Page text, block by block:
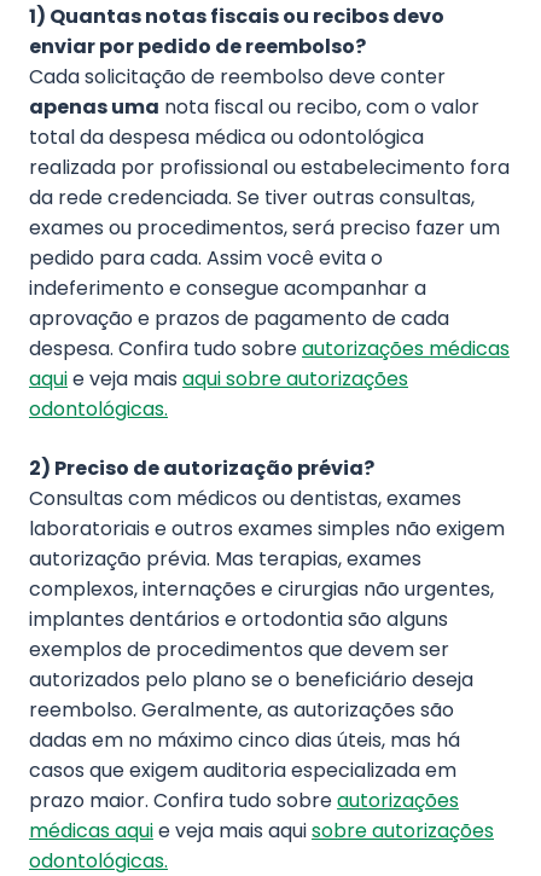
1) Quantas notas fiscais ou recibos devo
enviar por pedido de reembolso?
Cada solicitação de reembolso deve conter
apenas uma nota fiscal ou recibo, com o valor
total da despesa médica ou odontológica
realizada por profissional ou estabelecimento fora
da rede credenciada. Se tiver outras consultas,
exames ou procedimentos, será preciso fazer um
pedido para cada. Assim você evita o
indeferimento e consegue acompanhar a
aprovação e prazos de pagamento de cada
despesa. Confira tudo sobreautorizações médicas
aquie veja mais aqui sobre autorizações
odontológicas.
2) Preciso de autorização prévia?
Consultas com médicos ou dentistas, exames
laboratoriais e outros exames simples não exigem
autorização prévia. Mas terapias, exames
complexos, internações e cirurgias não urgentes,
implantes dentários e ortodontia são alguns
exemplos de procedimentos que devem ser
autorizados pelo plano se o beneficiário deseja
reembolso. Geralmente, as autorizações são
dadas em no máximo cinco dias úteis, mas há
casos que exigem auditoria especializada em
prazo maior. Confira tudo sobreautorizações
médicas aquie veja mais aquisobre autorizações
odontológicas.